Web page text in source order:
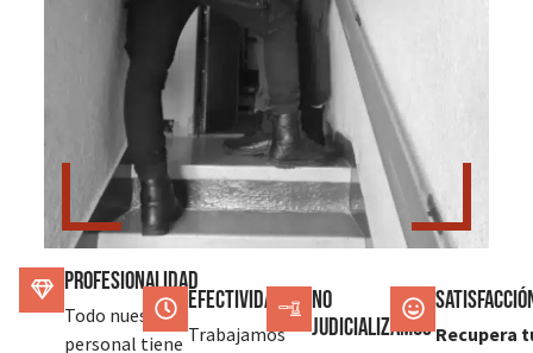
Profesionalidad
Todo nuestro
personal tiene
Efectividad
Trabajamos
No
judicializamos Recupera